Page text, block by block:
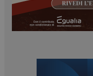
NOME
_ga